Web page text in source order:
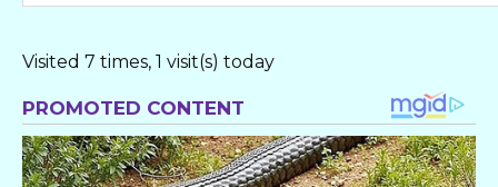
Visited 7 times, 1 visit(s) today